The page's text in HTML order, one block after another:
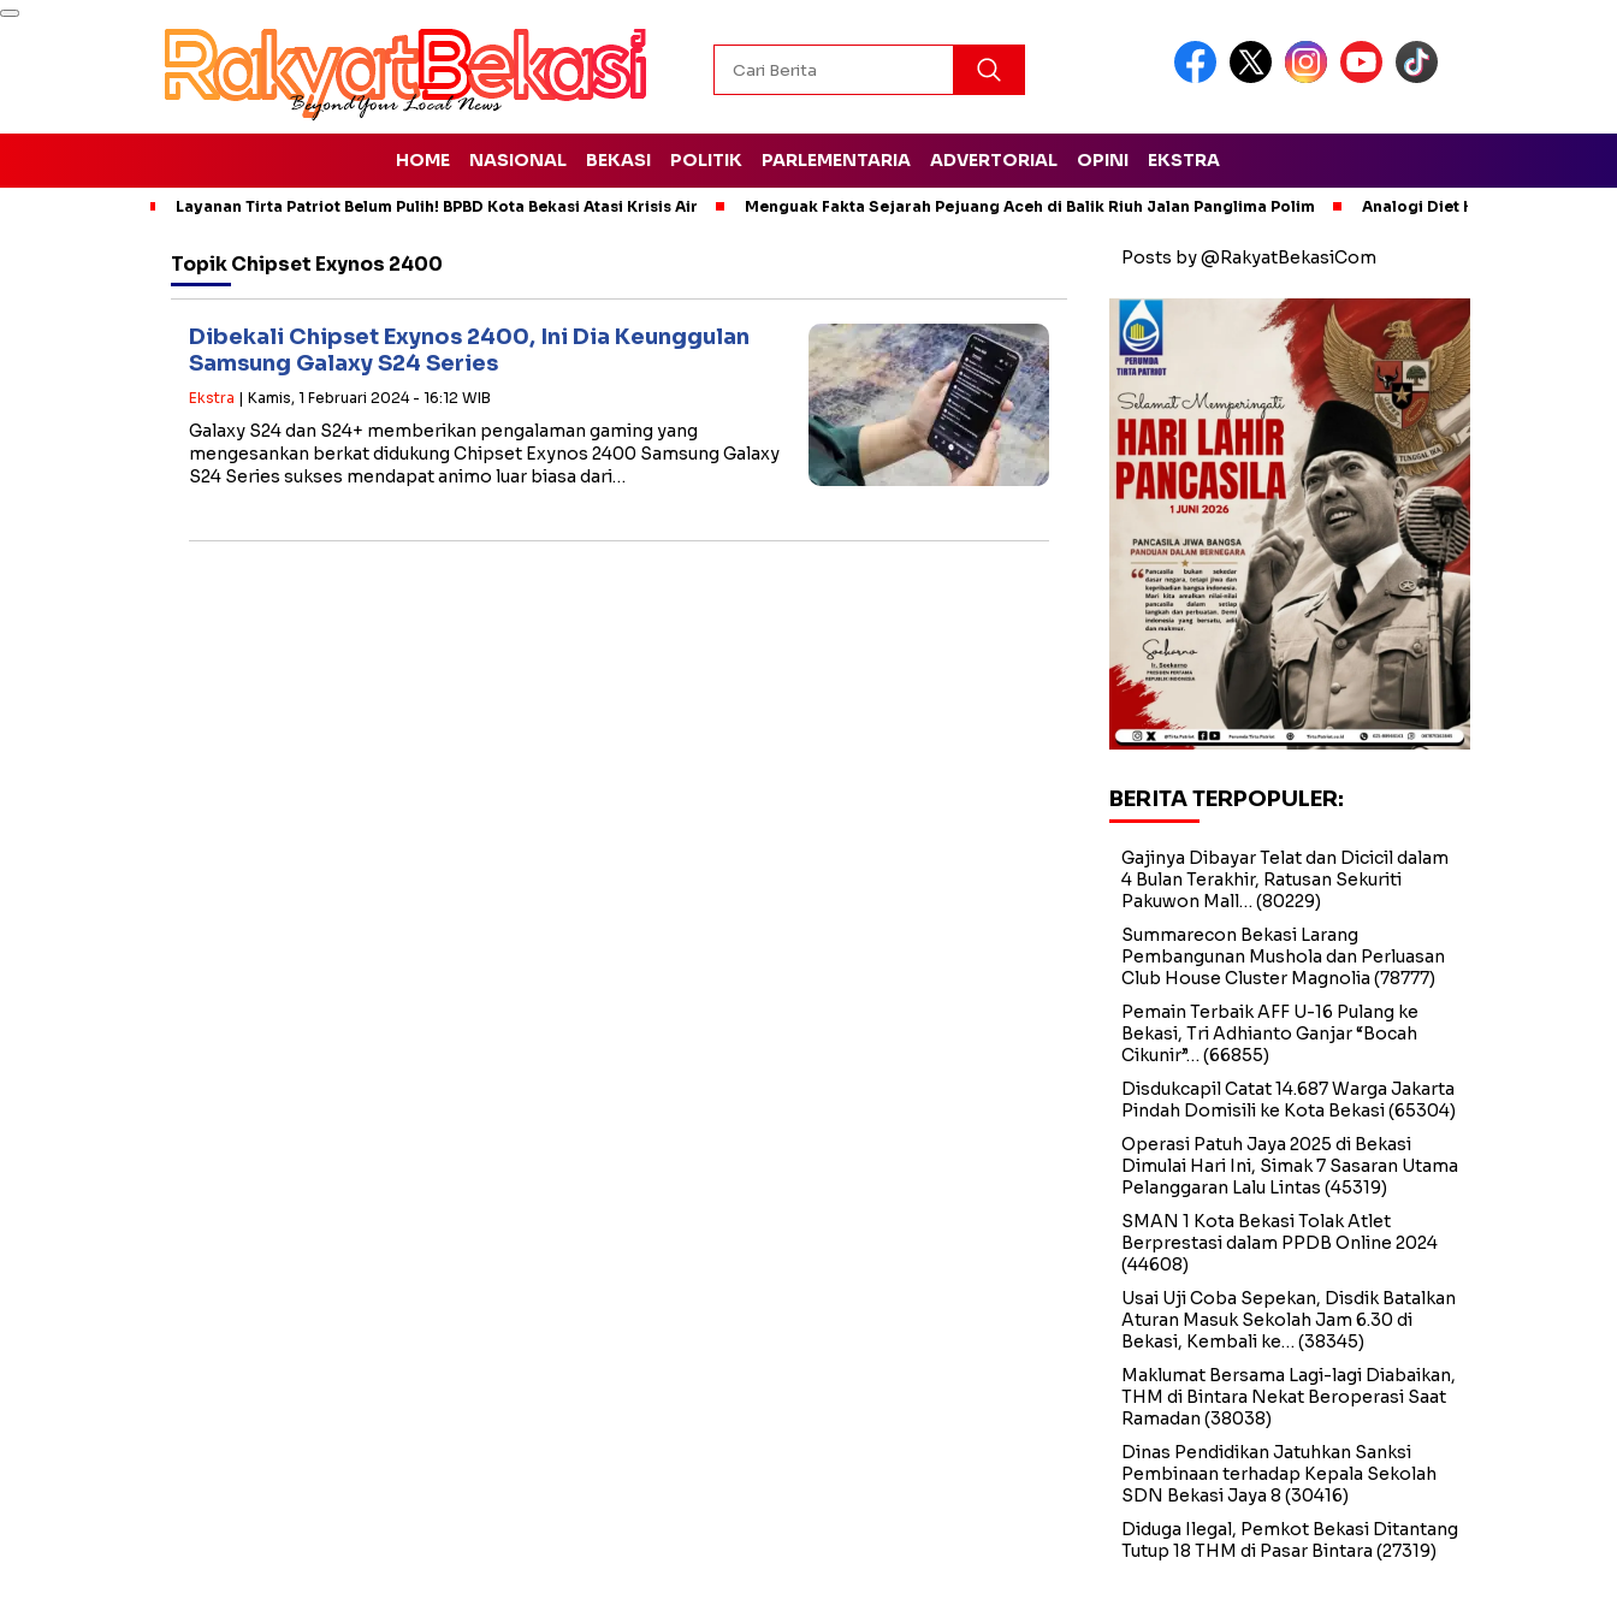
HOME NASIONAL BEKASI POLITIK PARLEMENTARIA ADVERTORIAL OPINI EKSTRA
Layanan Tirta Patriot Belum Pulih! BPBD Kota Bekasi Atasi Krisis Air Menguak Fakta Sejarah Pejuang Aceh di Balik Riuh Jalan Panglima Polim Analogi Diet Korupsi: Alarm
Topik Chipset Exynos 2400
Dibekali Chipset Exynos 2400, Ini Dia Keunggulan
Samsung Galaxy S24 Series
Ekstra | Kamis, 1 Februari 2024 - 16:12 WIB
Galaxy S24 dan S24+ memberikan pengalaman gaming yang
mengesankan berkat didukung Chipset Exynos 2400 Samsung Galaxy
S24 Series sukses mendapat animo luar biasa dari…
Posts by @RakyatBekasiCom
BERITA TERPOPULER:
Gajinya Dibayar Telat dan Dicicil dalam
4 Bulan Terakhir, Ratusan Sekuriti
Pakuwon Mall… (80229)
Summarecon Bekasi Larang
Pembangunan Mushola dan Perluasan
Club House Cluster Magnolia (78777)
Pemain Terbaik AFF U-16 Pulang ke
Bekasi, Tri Adhianto Ganjar “Bocah
Cikunir”… (66855)
Disdukcapil Catat 14.687 Warga Jakarta
Pindah Domisili ke Kota Bekasi(65304)
Operasi Patuh Jaya 2025 di Bekasi
Dimulai Hari Ini, Simak 7 Sasaran Utama
Pelanggaran Lalu Lintas (45319)
SMAN 1 Kota Bekasi Tolak Atlet
Berprestasi dalam PPDB Online 2024
(44608)
Usai Uji Coba Sepekan, Disdik Batalkan
Aturan Masuk Sekolah Jam 6.30 di
Bekasi, Kembali ke… (38345)
Maklumat Bersama Lagi-lagi Diabaikan,
THM di Bintara Nekat Beroperasi Saat
Ramadan (38038)
Dinas Pendidikan Jatuhkan Sanksi
Pembinaan terhadap Kepala Sekolah
SDN Bekasi Jaya 8 (30416)
Diduga Ilegal, Pemkot Bekasi Ditantang
Tutup 18 THM di Pasar Bintara (27319)